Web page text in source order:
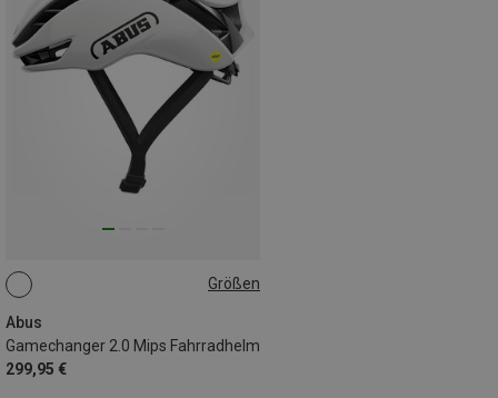
Größen
Abus
Gamechanger 2.0 Mips Fahrradhelm
299,95 €
54-58CM